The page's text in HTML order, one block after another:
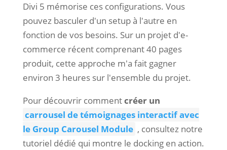
Divi 5 mémorise ces configurations. Vous
pouvez basculer d'un setup à l'autre en
fonction de vos besoins. Sur un projet d'e-
commerce récent comprenant 40 pages
produit, cette approche m'a fait gagner
environ 3 heures sur l'ensemble du projet.
Pour découvrir commentcréer un
carrousel de témoignages interactif avec
le Group Carousel Module , consultez notre
tutoriel dédié qui montre le docking en action.